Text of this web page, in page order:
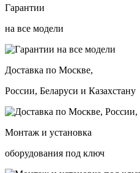
Гарантии
на все модели
Доставка по Москве,
России, Беларуси и Казахстану
Монтаж и установка
оборудования под ключ